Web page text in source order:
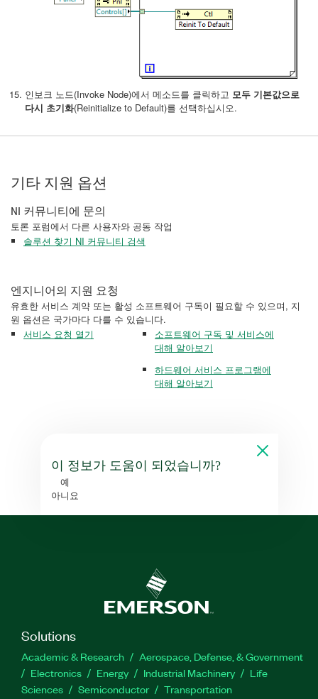
인보크 노드(Invoke Node)에서 메소드를 클릭하고 모두 기본값으로
다시 초기화(Reinitialize to Default)를 선택하십시오.
기타 지원 옵션
NI 커뮤니티에 문의
토론 포럼에서 다른 사용자와 공동 작업
솔루션 찾기 NI 커뮤니티 검색
엔지니어의 지원 요청
유효한 서비스 계약 또는 활성 소프트웨어 구독이 필요할 수 있으며, 지
원 옵션은 국가마다 다를 수 있습니다.
서비스 요청 열기
소프트웨어 구독 및 서비스에
대해 알아보기
하드웨어 서비스 프로그램에
대해 알아보기
이 정보가 도움이 되었습니까?
예
아니요
Solutions
Academic & Research
Aerospace, Defense, & Government
Electronics
Energy Industrial Machinery
Life
Sciences
Semiconductor Transportation